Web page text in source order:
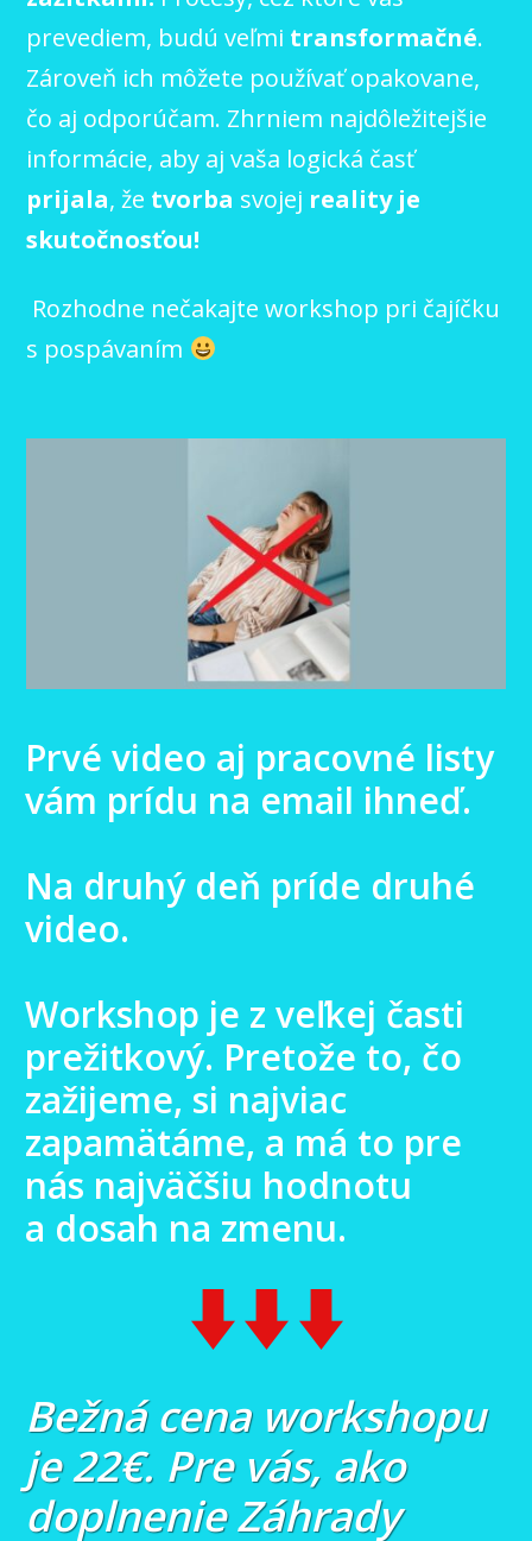
prevediem, budú veľmi transformačné.
Zároveň ich môžete používať opakovane,
čo aj odporúčam. Zhrniem najdôležitejšie
informácie, aby aj vaša logická časť
prijala, že tvorba svojej reality je
skutočnosťou!
Rozhodne nečakajte workshop pri čajíčku
s pospávaním
Prvé video aj pracovné listy
vám prídu na email ihneď.
Na druhý deň príde druhé
video.
Workshop je z veľkej časti
prežitkový. Pretože to, čo
zažijeme, si najviac
zapamätáme, a má to pre
nás najväčšiu hodnotu
a dosah na zmenu.
Bežná cena workshopu
je 22€. Pre vás, ako
doplnenie Záhrady